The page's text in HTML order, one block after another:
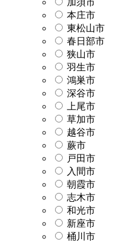
本庄市
東松山市
春日部市
狭山市
羽生市
鴻巣市
深谷市
上尾市
草加市
越谷市
蕨市
戸田市
入間市
朝霞市
志木市
和光市
新座市
桶川市